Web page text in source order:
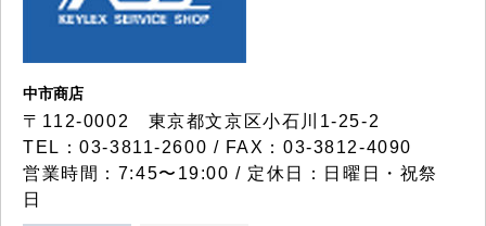
中市商店
〒112-0002 東京都文京区小石川1-25-2
TEL：03-3811-2600 / FAX：03-3812-4090
営業時間：7:45〜19:00 / 定休日：日曜日・祝祭
日